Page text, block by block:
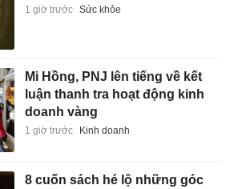
1 giờ trước Sức khỏe
Mi Hồng, PNJ lên tiếng về kết
luận thanh tra hoạt động kinh
doanh vàng
1 giờ trước Kinh doanh
8 cuốn sách hé lộ những góc